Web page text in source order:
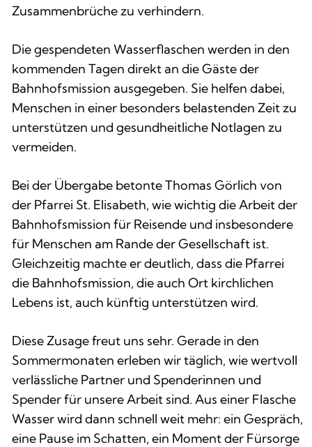
Zusammenbrüche zu verhindern.
Die gespendeten Wasserflaschen werden in den
kommenden Tagen direkt an die Gäste der
Bahnhofsmission ausgegeben. Sie helfen dabei,
Menschen in einer besonders belastenden Zeit zu
unterstützen und gesundheitliche Notlagen zu
vermeiden.
Bei der Übergabe betonte Thomas Görlich von
der Pfarrei St. Elisabeth, wie wichtig die Arbeit der
Bahnhofsmission für Reisende und insbesondere
für Menschen am Rande der Gesellschaft ist.
Gleichzeitig machte er deutlich, dass die Pfarrei
die Bahnhofsmission, die auch Ort kirchlichen
Lebens ist, auch künftig unterstützen wird.
Diese Zusage freut uns sehr. Gerade in den
Sommermonaten erleben wir täglich, wie wertvoll
verlässliche Partner und Spenderinnen und
Spender für unsere Arbeit sind. Aus einer Flasche
Wasser wird dann schnell weit mehr: ein Gespräch,
eine Pause im Schatten, ein Moment der Fürsorge